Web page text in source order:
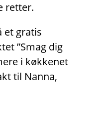
retter.
et gratis
”Smag dig
i køkkenet
til Nanna,